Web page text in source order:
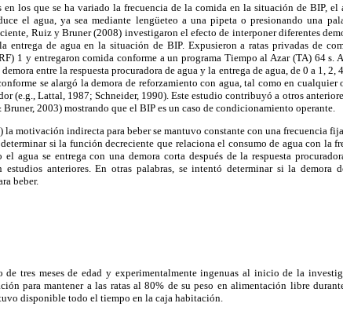
los que se ha variado la frecuencia de la comida en la situación de BIP, el
el agua, ya sea mediante lengüeteo a una pipeta o presionando una
Ruiz y Bruner (2008) investigaron el efecto de interponer diferentes
entrega de agua en la situación de BIP. Expusieron a ratas privadas de
1 y entregaron comida conforme a un programa Tiempo al Azar (TA) 64 s.
entre la respuesta procuradora de agua y la entrega de agua, de 0 a 1, 2,
se alargó la demora de reforzamiento con agua, tal como en cualquier
(e.g., Lattal, 1987; Schneider, 1990). Este estudio contribuyó a otros
2003) mostrando que el BIP es un caso de condicionamiento operante.
motivación indirecta para beber se mantuvo constante con una frecuencia fija
si la función decreciente que relaciona el consumo de agua con la
el agua se entrega con una demora corta después de la respuesta
estudios anteriores. En otras palabras, se intentó determinar si la demora
beber.
de tres meses de edad y experimentalmente ingenuas al inicio de la
para mantener a las ratas al 80% de su peso en alimentación libre
disponible todo el tiempo en la caja habitación.